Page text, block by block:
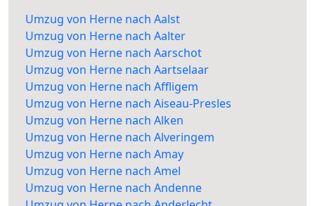
Umzug von Herne nach Aalst
Umzug von Herne nach Aalter
Umzug von Herne nach Aarschot
Umzug von Herne nach Aartselaar
Umzug von Herne nach Affligem
Umzug von Herne nach Aiseau-Presles
Umzug von Herne nach Alken
Umzug von Herne nach Alveringem
Umzug von Herne nach Amay
Umzug von Herne nach Amel
Umzug von Herne nach Andenne